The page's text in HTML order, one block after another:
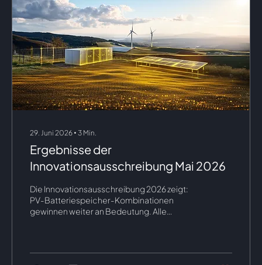
29. Juni 2026 ∙ 3 Min.
Ergebnisse der
Innovationsausschreibung Mai 2026
Die Innovationsausschreibung 2026 zeigt:
PV-Batteriespeicher-Kombinationen
gewinnen weiter an Bedeutung. Alle
der erneuerbaren Strom flexibler nutzbar